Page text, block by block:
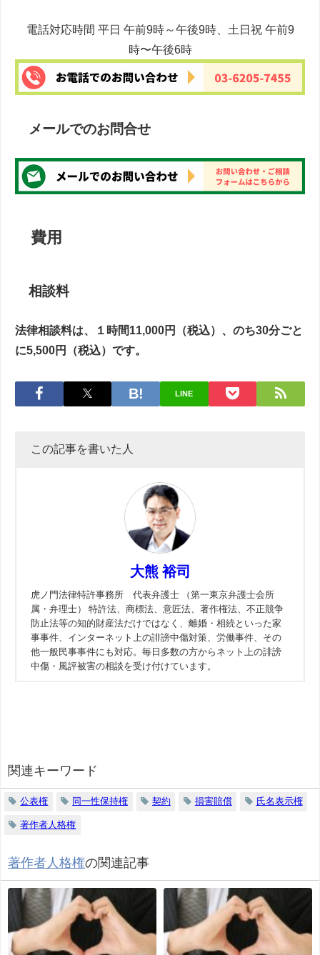
電話対応時間 平日 午前9時～午後9時、土日祝 午前9
時〜午後6時
メールでのお問合せ
費用
相談料
法律相談料は、１時間11,000円（税込）、のち30分ごと
に5,500円（税込）です。
LINE
この記事を書いた人
大熊 裕司
虎ノ門法律特許事務所 代表弁護士 （第一東京弁護士会所
属・弁理士） 特許法、商標法、意匠法、著作権法、不正競争
防止法等の知的財産法だけではなく、離婚・相続といった家
事事件、インターネット上の誹謗中傷対策、労働事件、その
他一般民事事件にも対応。毎日多数の方からネット上の誹謗
中傷・風評被害の相談を受け付けています。
関連キーワード
公表権 同一性保持権 契約 損害賠償 氏名表示権
著作者人格権
著作者人格権の関連記事